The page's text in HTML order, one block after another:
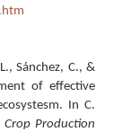
Sánchez, C., &
of effective
In C.
Production